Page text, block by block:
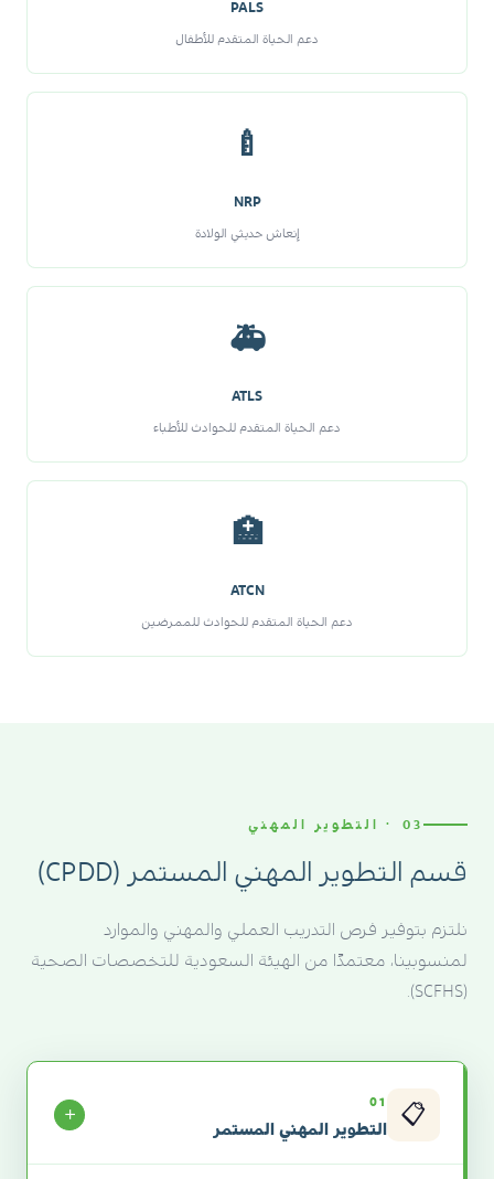
PALS
دعم الحياة المتقدم للأطفال
🍼
NRP
إنعاش حديثي الولادة
🚑
ATLS
دعم الحياة المتقدم للحوادث للأطباء
🏥
ATCN
دعم الحياة المتقدم للحوادث للممرضين
03 · التطوير المهني
قسم التطوير المهني المستمر (CPDD)
نلتزم بتوفير فرص التدريب العملي والمهني والموارد
لمنسوبينا، معتمدًا من الهيئة السعودية للتخصصات الصحية
(SCFHS).
📋
01
التطوير المهني المستمر
✕